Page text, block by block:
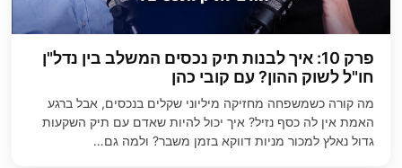
פרק 10: איך לבנות תיק נכסים המשלב בין נדל"ן
חו"ל לשוק ההון? עם קובי כהן
מה קורה כשמשפחה מחזיקה מיליוני שקלים בנכסים, אבל ברגע
האמת אין לה כסף נזיל? איך יכול להיות שאדם עם תיק השקעות
גדול נאלץ למכור מניות דווקא בזמן משבר? ולמה גם…